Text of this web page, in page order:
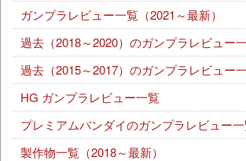
ガンプラレビュー一覧（2021～最新）
過去（2018～2020）のガンプラレビュー
過去（2015～2017）のガンプラレビュー
HG ガンプラレビュー一覧
プレミアムバンダイのガンプラレビュー
製作物一覧（2018～最新）